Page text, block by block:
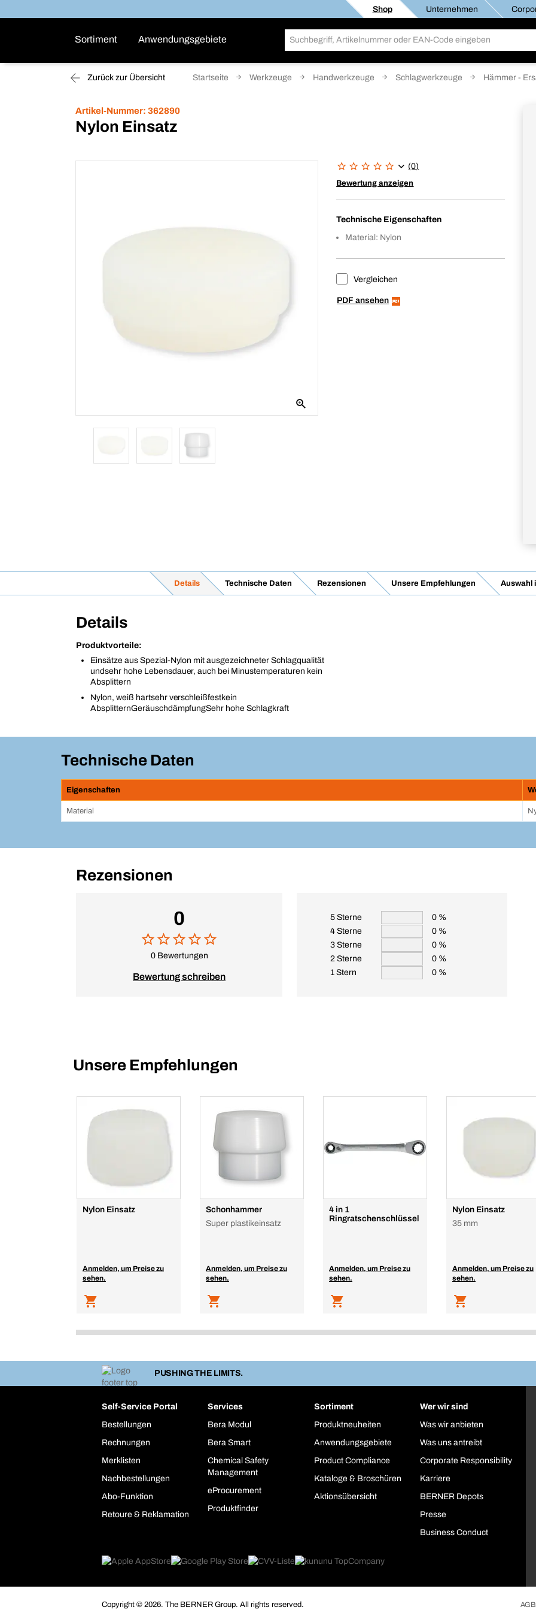
Shop Unternehmen
Sortiment Anwendungsgebiete
Zurück zur Übersicht Startseite Werkzeuge Handwerkzeuge Schlagwerkzeuge Hämmer -
Artikel-Nummer: 362890
Nylon Einsatz
(0)
Bewertung anzeigen
Technische Eigenschaften
Material: Nylon
Vergleichen
PDF ansehen
Details Technische Daten Rezensionen Unsere Empfehlungen Auswahl
Details
Produktvorteile:
Einsätze aus Spezial-Nylon mit ausgezeichneter Schlagqualität
undsehr hohe Lebensdauer, auch bei Minustemperaturen kein
Absplittern
Nylon, weiß hartsehr verschleißfestkein
AbsplitternGeräuschdämpfungSehr hohe Schlagkraft
Technische Daten
Eigenschaften
Material
Rezensionen
0
0 Bewertungen
Bewertung schreiben
5 Sterne
0 %
4 Sterne
0 %
3 Sterne
0 %
2 Sterne
0 %
1 Stern
0 %
Unsere Empfehlungen
Nylon Einsatz
Anmelden, um Preise zu
sehen.
Schonhammer
Super plastikeinsatz
Anmelden, um Preise zu
sehen.
4 in 1
Ringratschenschlüssel
Anmelden, um Preise zu
sehen.
Nylon Einsatz
35 mm
Anmelden, um Preise zu
sehen.
PUSHING THE LIMITS.
Self-Service Portal
Bestellungen
Rechnungen
Merklisten
Nachbestellungen
Abo-Funktion
Retoure & Reklamation
Services
Bera Modul
Bera Smart
Chemical Safety
Management
eProcurement
Produktfinder
Sortiment
Produktneuheiten
Anwendungsgebiete
Product Compliance
Kataloge & Broschüren
Aktionsübersicht
Wer wir sind
Was wir anbieten
Was uns antreibt
Corporate Responsibility
Karriere
BERNER Depots
Presse
Business Conduct
Copyright © 2026. The BERNER Group. All rights reserved.